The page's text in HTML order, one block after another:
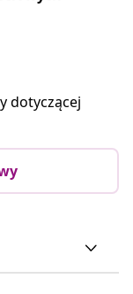
dotyczącej